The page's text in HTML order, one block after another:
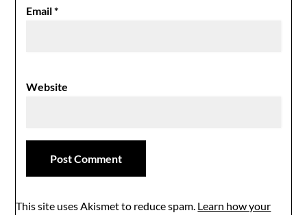
Email*
Website
This site uses Akismet to reduce spam. Learn how your